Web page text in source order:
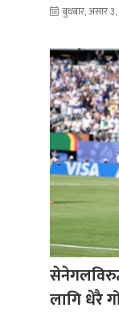
बुधबार, असार
लागि धेरै